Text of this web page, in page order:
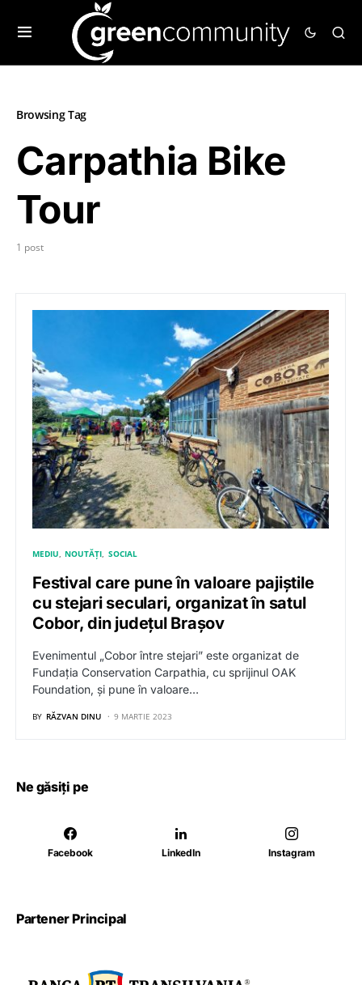
Browsing Tag
Carpathia Bike
Tour
1 post
MEDIU NOUTĂȚI SOCIAL
Festival care pune în valoare pajiștile
cu stejari seculari, organizat în satul
Cobor, din județul Brașov
Evenimentul „Cobor între stejari” este organizat de
Fundația Conservation Carpathia, cu sprijinul OAK
Foundation, și pune în valoare…
BY RĂZVAN DINU 9 MARTIE 2023
Ne găsiți pe
Facebook LinkedIn Instagram
Partener Principal